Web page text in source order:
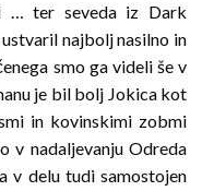
… ter seveda iz Dark
najbolj nasilno in
smo ga videli še v
je bil bolj Jokica kot
in kovinskimi zobmi
v nadaljevanju Odreda
v delu tudi samostojen